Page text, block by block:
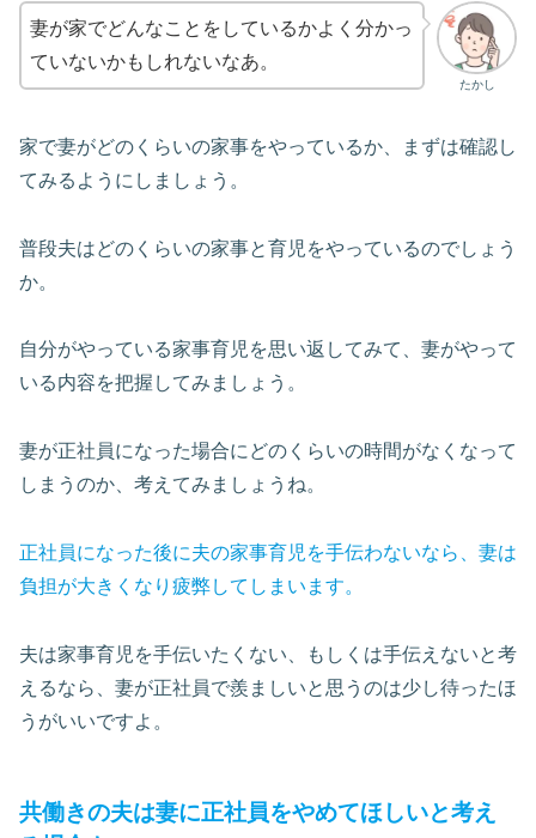
たかし
妻が家でどんなことをしているかよく分かっ
ていないかもしれないなあ。
家で妻がどのくらいの家事をやっているか、まずは確認し
てみるようにしましょう。
普段夫はどのくらいの家事と育児をやっているのでしょう
か。
自分がやっている家事育児を思い返してみて、妻がやって
いる内容を把握してみましょう。
妻が正社員になった場合にどのくらいの時間がなくなって
しまうのか、考えてみましょうね。
正社員になった後に夫の家事育児を手伝わないなら、妻は
負担が大きくなり疲弊してしまいます。
夫は家事育児を手伝いたくない、もしくは手伝えないと考
えるなら、妻が正社員で羨ましいと思うのは少し待ったほ
うがいいですよ。
共働きの夫は妻に正社員をやめてほしいと考え